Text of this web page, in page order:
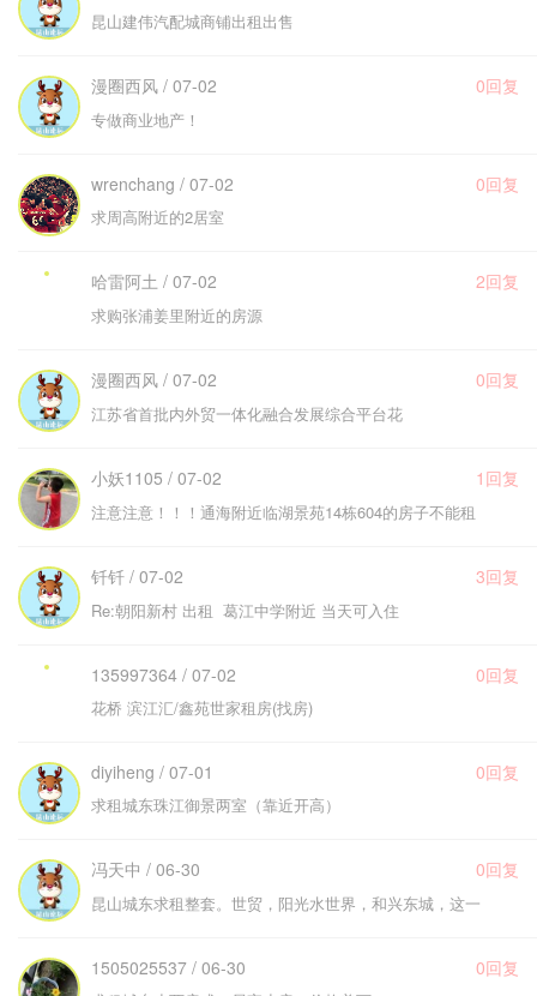
昆山建伟汽配城商铺出租出售
漫圈西风 / 07-02 0回复
专做商业地产！
wrenchang / 07-02 0回复
求周高附近的2居室
哈雷阿土 / 07-02 2回复
求购张浦姜里附近的房源
漫圈西风 / 07-02 0回复
江苏省首批内外贸一体化融合发展综合平台花
小妖1105 / 07-02 1回复
注意注意！！！通海附近临湖景苑14栋604的房子不能租
钎钎 / 07-02 3回复
Re:朝阳新村 出租 葛江中学附近 当天可入住
135997364 / 07-02 0回复
花桥 滨江汇/鑫苑世家租房(找房)
diyiheng / 07-01 0回复
求租城东珠江御景两室（靠近开高）
冯天中 / 06-30 0回复
昆山城东求租整套。世贸，阳光水世界，和兴东城，这一
1505025537 / 06-30 0回复